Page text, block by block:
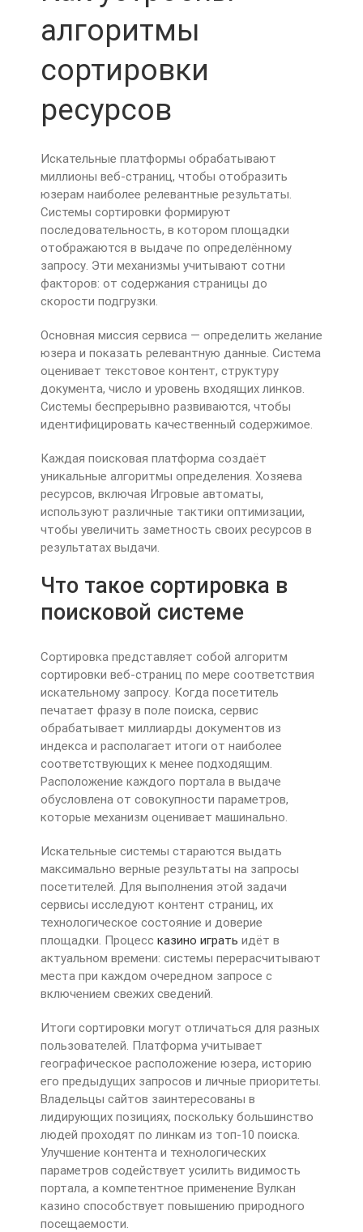
алгоритмы
сортировки
ресурсов
Искательные платформы обрабатывают
миллионы веб-страниц, чтобы отобразить
юзерам наиболее релевантные результаты.
Системы сортировки формируют
последовательность, в котором площадки
отображаются в выдаче по определённому
запросу. Эти механизмы учитывают сотни
факторов: от содержания страницы до
скорости подгрузки.
Основная миссия сервиса — определить желание
юзера и показать релевантную данные. Система
оценивает текстовое контент, структуру
документа, число и уровень входящих линков.
Системы беспрерывно развиваются, чтобы
идентифицировать качественный содержимое.
Каждая поисковая платформа создаёт
уникальные алгоритмы определения. Хозяева
ресурсов, включая Игровые автоматы,
используют различные тактики оптимизации,
чтобы увеличить заметность своих ресурсов в
результатах выдачи.
Что такое сортировка в
поисковой системе
Сортировка представляет собой алгоритм
сортировки веб-страниц по мере соответствия
искательному запросу. Когда посетитель
печатает фразу в поле поиска, сервис
обрабатывает миллиарды документов из
индекса и располагает итоги от наиболее
соответствующих к менее подходящим.
Расположение каждого портала в выдаче
обусловлена от совокупности параметров,
которые механизм оценивает машинально.
Искательные системы стараются выдать
максимально верные результаты на запросы
посетителей. Для выполнения этой задачи
сервисы исследуют контент страниц, их
технологическое состояние и доверие
площадки. Процесс казино играть идёт в
актуальном времени: системы перерасчитывают
места при каждом очередном запросе с
включением свежих сведений.
Итоги сортировки могут отличаться для разных
пользователей. Платформа учитывает
географическое расположение юзера, историю
его предыдущих запросов и личные приоритеты.
Владельцы сайтов заинтересованы в
лидирующих позициях, поскольку большинство
людей проходят по линкам из топ-10 поиска.
Улучшение контента и технологических
параметров содействует усилить видимость
портала, а компетентное применение Вулкан
казино способствует повышению природного
посещаемости.